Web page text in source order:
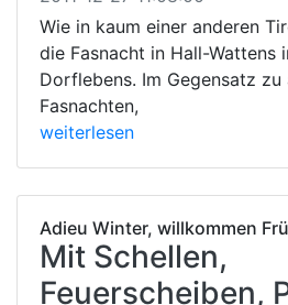
Wie in kaum einer anderen
die Fasnacht in Hall-Wattens
Dorflebens. Im Gegensatz
Fasnachten,
weiterlesen
Adieu Winter, willkommen
Mit Schellen,
Feuerscheiben,